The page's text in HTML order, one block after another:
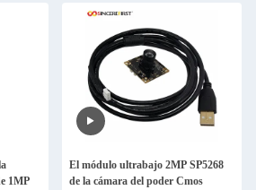
1MP
El módulo ultrabajo 2MP SP5268
de la cámara del poder Cmos